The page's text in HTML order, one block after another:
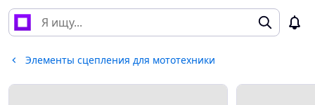
Элементы сцепления для мототехники